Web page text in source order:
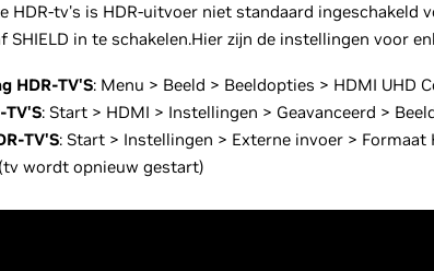
HDR-tv's is HDR-uitvoer niet standaard ingeschakeld
SHIELD in te schakelen.Hier zijn de instellingen voor
HDR-TV'S: Menu > Beeld > Beeldopties > HDMI UHD
TV'S: Start > HDMI > Instellingen > Geavanceerd >
TV'S: Start > Instellingen > Externe invoer >
wordt opnieuw gestart)